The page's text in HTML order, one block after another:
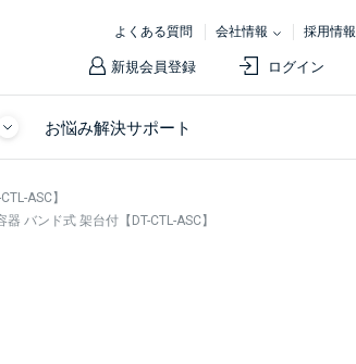
よくある質問 会社情報 採用情報
新規会員登録 ログイン
お悩み解決サポート
ASC】
器 バンド式 架台付【DT-CTL-ASC】